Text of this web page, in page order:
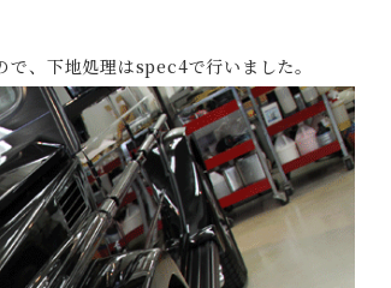
、下地処理はspec4で行いました。